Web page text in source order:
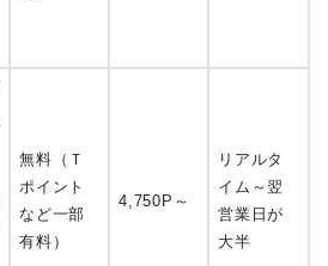
無料（Ｔ
ポイント
など一部
有料）
4,750P～
リアルタ
イム～翌
営業日が
大半